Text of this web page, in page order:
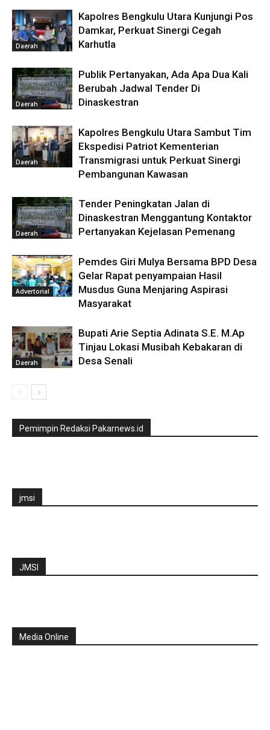
Daerah
Kapolres Bengkulu Utara Kunjungi Pos
Damkar, Perkuat Sinergi Cegah
Karhutla
Daerah
Publik Pertanyakan, Ada Apa Dua Kali
Berubah Jadwal Tender Di
Dinaskestran
Daerah
Kapolres Bengkulu Utara Sambut Tim
Ekspedisi Patriot Kementerian
Transmigrasi untuk Perkuat Sinergi
Pembangunan Kawasan
Daerah
Tender Peningkatan Jalan di
Dinaskestran Menggantung Kontaktor
Pertanyakan Kejelasan Pemenang
Advertorial
Pemdes Giri Mulya Bersama BPD Desa
Gelar Rapat penyampaian Hasil
Musdus Guna Menjaring Aspirasi
Masyarakat
Daerah
Bupati Arie Septia Adinata S.E. M.Ap
Tinjau Lokasi Musibah Kebakaran di
Desa Senali
Pemimpin Redaksi Pakarnews.id
jmsi
JMSI
Media Online